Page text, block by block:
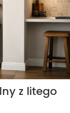
z litego